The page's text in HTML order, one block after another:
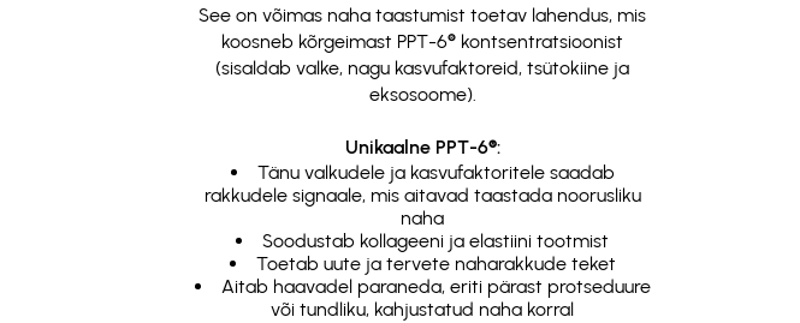
See on võimas naha taastumist toetav lahendus, mis
koosneb kõrgeimast PPT-6® kontsentratsioonist
(sisaldab valke, nagu kasvufaktoreid, tsütokiine ja
eksosoome).
Unikaalne PPT-6®:
Tänu valkudele ja kasvufaktoritele saadab
rakkudele signaale, mis aitavad taastada noorusliku
naha
Soodustab kollageeni ja elastiini tootmist
Toetab uute ja tervete naharakkude teket
Aitab haavadel paraneda, eriti pärast protseduure
või tundliku, kahjustatud naha korral